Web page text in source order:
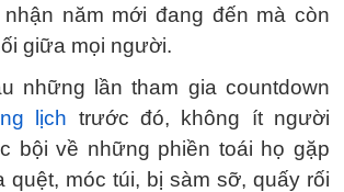
nhận năm mới đang đến mà còn
giữa mọi người.
những lần tham gia countdown
lịch trước đó, không ít người
bội về những phiền toái họ gặp
quệt, móc túi, bị sàm sỡ, quấy rối